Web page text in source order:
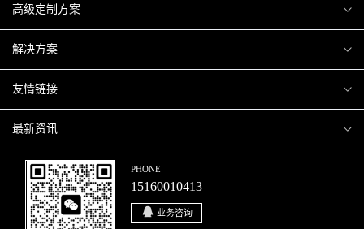
爬虫案例
关于爬虫
高级定制方案
H5互动营销
微信小程序
移动APP
解决方案
商城解决方案
商城会员积分商城解决方案
网站解决方案
智慧校园解决方案
友情链接
厦门小程序开发
厦门APP开发
厦门微商城开发
最新资讯
行业资讯
爬虫动态
PHONE
15160010413
业务咨询